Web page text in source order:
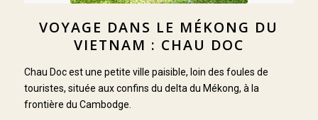
VOYAGE DANS LE MÉKONG DU
VIETNAM : CHAU DOC
Chau Doc est une petite ville paisible, loin des foules de
touristes, située aux confins du delta du Mékong, à la
frontière du Cambodge.